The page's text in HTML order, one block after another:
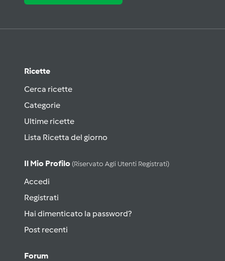
Ricette
Cerca ricette
Categorie
Ultime ricette
Lista Ricetta del giorno
Il Mio Profilo (riservato Agli Utenti Registrati)
Accedi
Registrati
Hai dimenticato la password?
Post recenti
Forum